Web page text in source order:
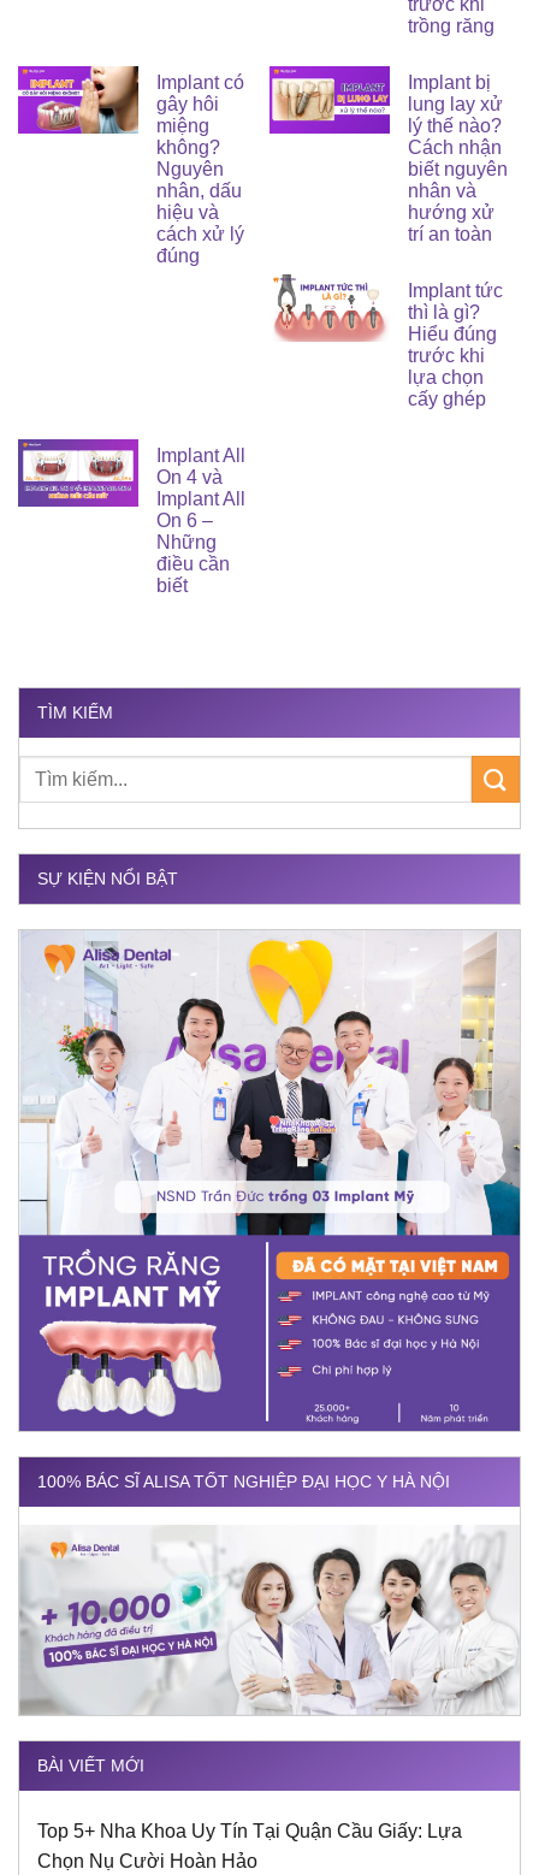
trước khi
trồng răng
Implant có
gây hôi
miệng
không?
Nguyên
nhân, dấu
hiệu và
cách xử lý
đúng
Implant bị
lung lay xử
lý thế nào?
Cách nhận
biết nguyên
nhân và
hướng xử
trí an toàn
Implant tức
thì là gì?
Hiểu đúng
trước khi
lựa chọn
cấy ghép
Implant All
On 4 và
Implant All
On 6 –
Những
điều cần
biết
TÌM KIẾM
SỰ KIỆN NỔI BẬT
100% BÁC SĨ ALISA TỐT NGHIỆP ĐẠI HỌC Y HÀ NỘI
BÀI VIẾT MỚI
Top 5+ Nha Khoa Uy Tín Tại Quận Cầu Giấy: Lựa
Chọn Nụ Cười Hoàn Hảo